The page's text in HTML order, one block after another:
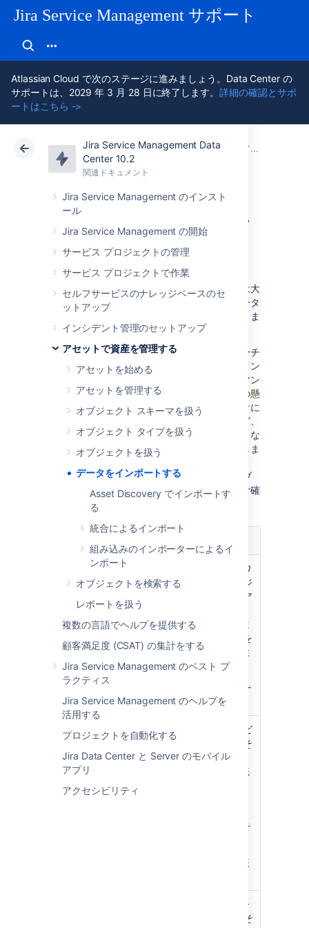
Jira Service Management サポート
Atlassian Cloud で次のステージに進みましょう。Data Center の
サポートは、2029 年 3 月 28 日に終了します。詳細の確認とサポ
ートはこちら ->
Jira Service Management Data
Center 10.2
関連ドキュメント
Jira Service Management のインスト
ール
Jira Service Management の開始
サービス プロジェクトの管理
サービス プロジェクトで作業
セルフサービスのナレッジベースのセ
ットアップ
インシデント管理のセットアップ
アセットで資産を管理する
アセットを始める
アセットを管理する
オブジェクト スキーマを扱う
オブジェクト タイプを扱う
オブジェクトを扱う
データをインポートする
Asset Discovery でインポートす
る
統合によるインポート
組み込みのインポーターによるイ
ンポート
オブジェクトを検索する
レポートを扱う
複数の言語でヘルプを提供する
顧客満足度 (CSAT) の集計をする
Jira Service Management のベスト プ
ラクティス
Jira Service Management のヘルプを
活用する
プロジェクトを自動化する
Jira Data Center と Server のモバイル
アプリ
アクセシビリティ
アトラシアン サポート Jira Service Management 10.2 関連ドキュメント
アセットで資産を管理する
クラウド Data Center 10.2
データをインポー
トする
すべてを手動で入力すると、大規模な組織では大
仕事になる可能性があります。そのため、データ
の入力をサポートするいくつかのツールがありま
す。
スケールアップする前に、スマートなアプローチ
から始めることをお勧めします。
アセットのイン
ポートはリソースを大量に消費し、パフォーマン
ス上の問題につながる可能性があります。この懸
念は、インポートされるオブジェクトの数だけに
関係するものではありません。属性マッピング、
属性の総数、それらの属性に関連するさまざまな
値など、インポートのカスタマイズにも関係しま
Jira Service Management ガードレール
のオブ
ジェクトとスキーマの数に関する推奨事項をご確
認ください。
インポー
Assets
Discovery
Assets Discovery は、ネットワ
ーク アセットを取得するエージ
ェントレス スキャナーです。ア
セット オブジェクト スキーマ
に取り込むアセットや属性を選
択したり、スキャン パターンを
作成してより具体的な詳細を検
索したりできます。
「Assets Discovery でインポー
トする」を参照する
統合によって、クラウド サービ
ス、アセット マネージャー、そ
の他の CMDB などの他のツー
ルに接続できます。これらの統
合は、Atlassian Marketplace
から無料でダウンロードできま
Google Cloud、ServiceNow そ
統合によるインポートをご参照
CSV、データベース、Jira ユー
ザー、JSON、LDAP、またはそ